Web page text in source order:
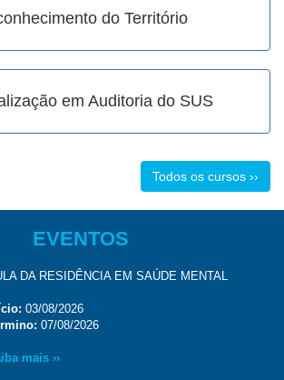
do Território
em Auditoria do SUS
Todos os cursos ››
EVENTOS
DA RESIDÊNCIA EM SAÚDE MENTAL
03/08/2026
07/08/2026
mais ››